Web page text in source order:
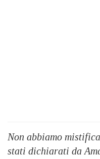
Non abbiamo
stati dichiarati da